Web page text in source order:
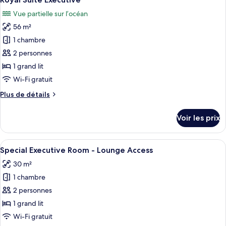
chambre
BellaVista
Executive
Suite
toutes
les
photos
pour
ce
type
de
chambre :
Royal
Vue partielle sur l’océan
56 m²
1 chambre
2 personnes
1 grand lit
Wi-Fi gratuit
Plus de détails
Plus
le
type
de
chambre
Royal
Suite
Voir les prix
Afficher
toutes
les
photos
pour
ce
type
Une chambre d’hôtel moderne
5
Special Executive Room - Lounge Access
30 m²
1 chambre
2 personnes
1 grand lit
Wi-Fi gratuit